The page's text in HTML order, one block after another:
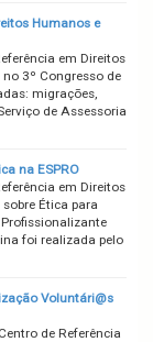
Humanos e
em Direitos
3º Congresso de
migrações,
de Assessoria
na ESPRO
em Direitos
Ética para
foi realizada pelo
Voluntári@s
de Referência